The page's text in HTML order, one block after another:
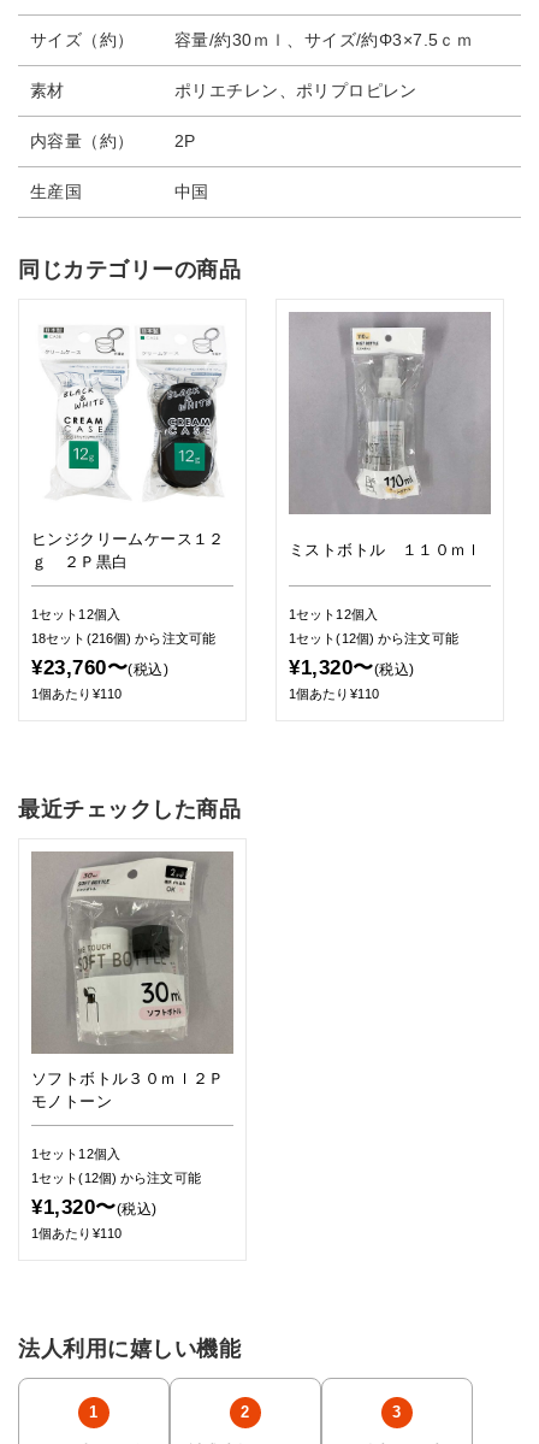
サイズ（約） 容量/約30ｍｌ、サイズ/約Φ3×7.5ｃｍ
素材 ポリエチレン、ポリプロピレン
内容量（約） 2P
生産国 中国
同じカテゴリーの商品
ヒンジクリームケース１２
ｇ ２Ｐ黒白
1セット12個入
18セット(216個)から注文可能
¥23,760〜(税込)
1個あたり¥110
ミストボトル １１０ｍｌ
1セット12個入
1セット(12個)から注文可能
¥1,320〜(税込)
1個あたり¥110
最近チェックした商品
ソフトボトル３０ｍｌ２Ｐ
モノトーン
1セット12個入
1セット(12個)から注文可能
¥1,320〜(税込)
1個あたり¥110
法人利用に嬉しい機能